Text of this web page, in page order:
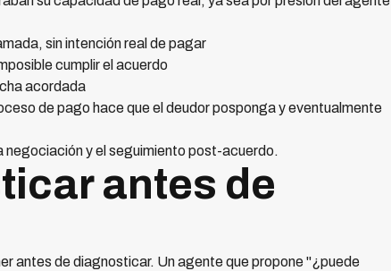
sin intención real de pagar
cumplir el acuerdo
acordada
de pago hace que el deudor posponga y eventualmente
negociación y el seguimiento post-acuerdo.
antes de
antes de diagnosticar. Un agente que propone "¿puede